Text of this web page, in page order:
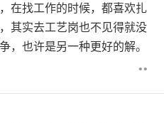
在找工作的时候，都喜欢扎
其实去工艺岗也不见得就没
，也许是另一种更好的解。
••